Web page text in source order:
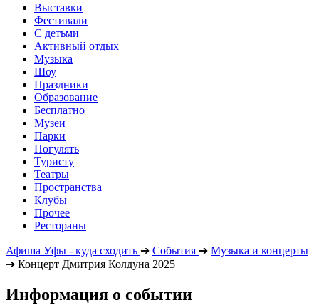
Выставки
Фестивали
С детьми
Активный отдых
Музыка
Шоу
Праздники
Образование
Бесплатно
Музеи
Парки
Погулять
Туристу
Театры
Пространства
Клубы
Прочее
Рестораны
Афиша Уфы - куда сходить ➔ События ➔ Музыка и концерты
➔ Концерт Дмитрия Колдуна 2025
Информация о событии